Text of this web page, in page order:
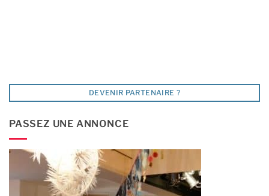
DEVENIR PARTENAIRE ?
PASSEZ UNE ANNONCE